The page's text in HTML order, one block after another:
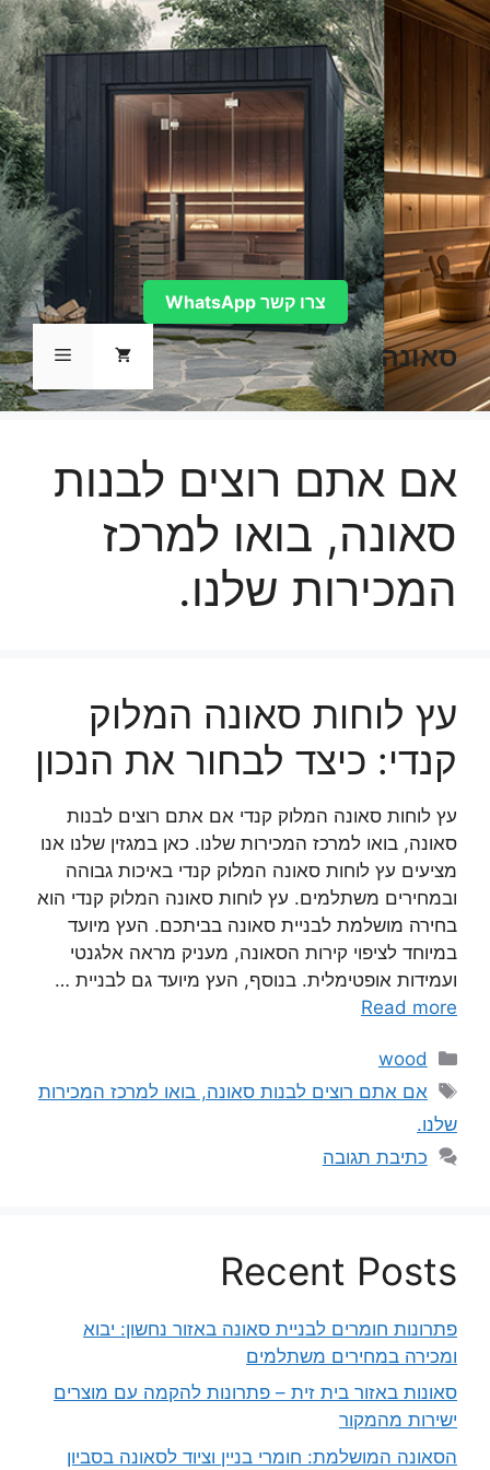
לדלג
לתוכן
סאונה תפריט
צרו קשר WhatsApp
אם אתם רוצים לבנות
סאונה, בואו למרכז
המכירות שלנו.
עץ לוחות סאונה המלוק
קנדי: כיצד לבחור את הנכון
עץ לוחות סאונה המלוק קנדי אם אתם רוצים לבנות
סאונה, בואו למרכז המכירות שלנו. כאן במגזין שלנו אנו
מציעים עץ לוחות סאונה המלוק קנדי באיכות גבוהה
ובמחירים משתלמים. עץ לוחות סאונה המלוק קנדי הוא
בחירה מושלמת לבניית סאונה בביתכם. העץ מיועד
במיוחד לציפוי קירות הסאונה, מעניק מראה אלגנטי
ועמידות אופטימלית. בנוסף, העץ מיועד גם לבניית …
Read more
קטגוריות
wood
תגיות
אם אתם רוצים לבנות סאונה, בואו למרכז המכירות
שלנו.
כתיבת תגובה
Recent Posts
פתרונות חומרים לבניית סאונה באזור נחשון: יבוא
ומכירה במחירים משתלמים
סאונות באזור בית זית – פתרונות להקמה עם מוצרים
ישירות מהמקור
הסאונה המושלמת: חומרי בניין וציוד לסאונה בסביון